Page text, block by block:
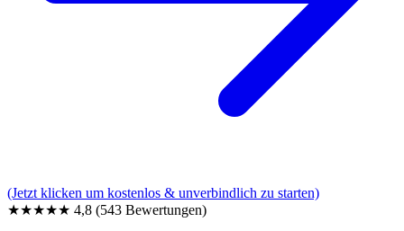
(Jetzt klicken um kostenlos & unverbindlich zu starten)
★★★★★ 4,8 (543 Bewertungen)